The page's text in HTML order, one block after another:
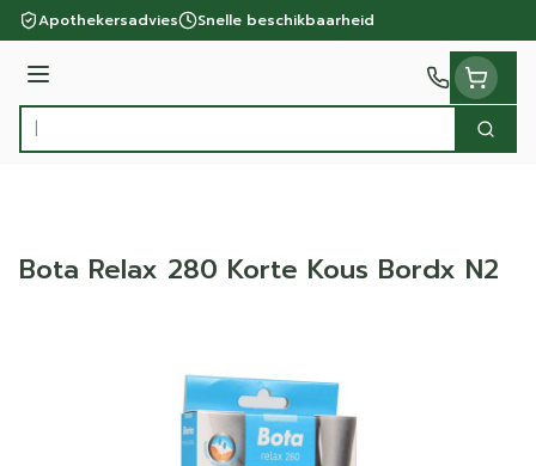
Ga naar de inhoud
Apothekersadvies Snelle beschikbaarheid
Menu
Product, merk, categorie...
Zoek
Bota Relax 280 Korte Kous Bordx N2